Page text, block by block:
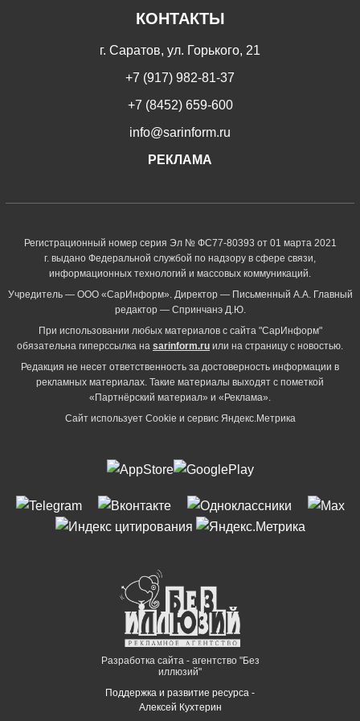
КОНТАКТЫ
г. Саратов, ул. Горького, 21
+7 (917) 982-81-37
+7 (8452) 659-600
info@sarinform.ru
РЕКЛАМА
Регистрационный номер серия Эл № ФС77-80393 от 01 марта 2021
г. выдано Федеральной службой по надзору в сфере связи,
информационных технологий и массовых коммуникаций.
Учредитель — ООО «СарИнформ». Директор — Письменный А.А. Главный
редактор — Спринчанэ Д.Ю.
При использовании любых материалов с сайта "СарИнформ"
обязательна гиперссылка на sarinform.ru или на страницу с новостью.
Редакция не несет ответственность за достоверность информации в
рекламных материалах. Такие материалы выходят с пометкой
«Партнёрский материал» и «Реклама».
Сайт использует Cookie и сервиc Яндекс.Метрика
Разработка сайта - агентство "Без
иллюзий"
Поддержка и развитие ресурса -
Алексей Кухтерин